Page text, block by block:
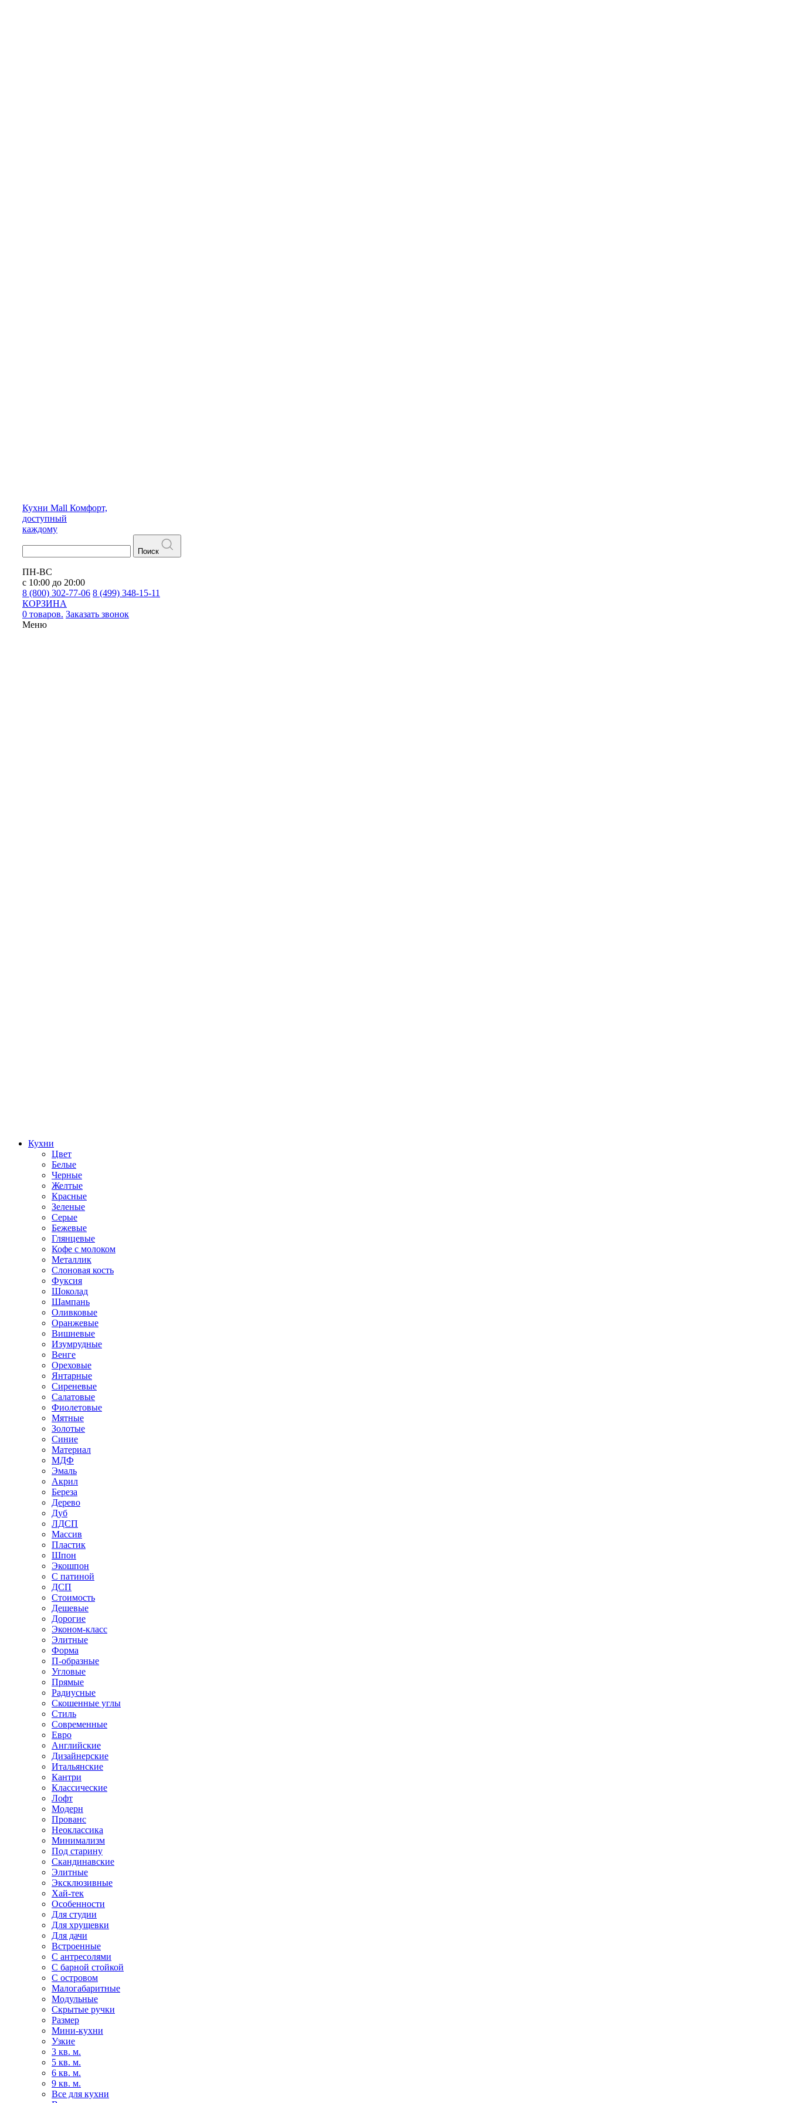
Кухни Mall Комфорт,
доступный
каждому
Поиск
ПН-ВС
с 10:00 до 20:00
8 (800) 302-77-06 8 (499) 348-15-11
КОРЗИНА
0 товаров. Заказать звонок
Меню
Кухни
Цвет
Белые
Черные
Желтые
Красные
Зеленые
Серые
Бежевые
Глянцевые
Кофе с молоком
Металлик
Слоновая кость
Фуксия
Шоколад
Шампань
Оливковые
Оранжевые
Вишневые
Изумрудные
Венге
Ореховые
Янтарные
Сиреневые
Салатовые
Фиолетовые
Мятные
Золотые
Синие
Материал
МДФ
Эмаль
Акрил
Береза
Дерево
Дуб
ЛДСП
Массив
Пластик
Шпон
Экошпон
С патиной
ДСП
Стоимость
Дешевые
Дорогие
Эконом-класс
Элитные
Форма
П-образные
Угловые
Прямые
Радиусные
Скошенные углы
Стиль
Современные
Евро
Английские
Дизайнерские
Итальянские
Кантри
Классические
Лофт
Модерн
Прованс
Неоклассика
Минимализм
Под старину
Скандинавские
Элитные
Эксклюзивные
Хай-тек
Особенности
Для студии
Для хрущевки
Для дачи
Встроенные
С антресолями
С барной стойкой
С островом
Малогабаритные
Модульные
Скрытые ручки
Размер
Мини-кухни
Узкие
3 кв. м.
5 кв. м.
6 кв. м.
9 кв. м.
Все для кухни